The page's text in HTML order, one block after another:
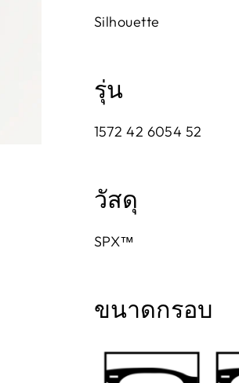
Silhouette
รุ่น
1572 42 6054 52
วัสดุ
SPX™
ขนาดกรอบ